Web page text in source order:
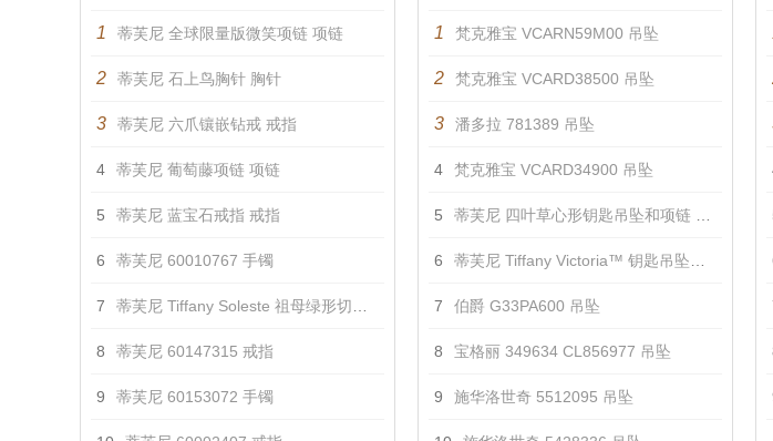
1 蒂芙尼 全球限量版微笑项链 项链
2 蒂芙尼 石上鸟胸针 胸针
3 蒂芙尼 六爪镶嵌钻戒 戒指
4 蒂芙尼 葡萄藤项链 项链
5 蒂芙尼 蓝宝石戒指 戒指
6 蒂芙尼 60010767 手镯
7 蒂芙尼 Tiffany Soleste 祖母绿形切割钻戒 戒指
8 蒂芙尼 60147315 戒指
9 蒂芙尼 60153072 手镯
1 梵克雅宝 VCARN59M00 吊坠
2 梵克雅宝 VCARD38500 吊坠
3 潘多拉 781389 吊坠
4 梵克雅宝 VCARD34900 吊坠
5 蒂芙尼 四叶草心形钥匙吊坠和项链 吊坠
6 蒂芙尼 Tiffany Victoria™ 钥匙吊坠项链 吊坠
7 伯爵 G33PA600 吊坠
8 宝格丽 349634 CL856977 吊坠
9 施华洛世奇 5512095 吊坠